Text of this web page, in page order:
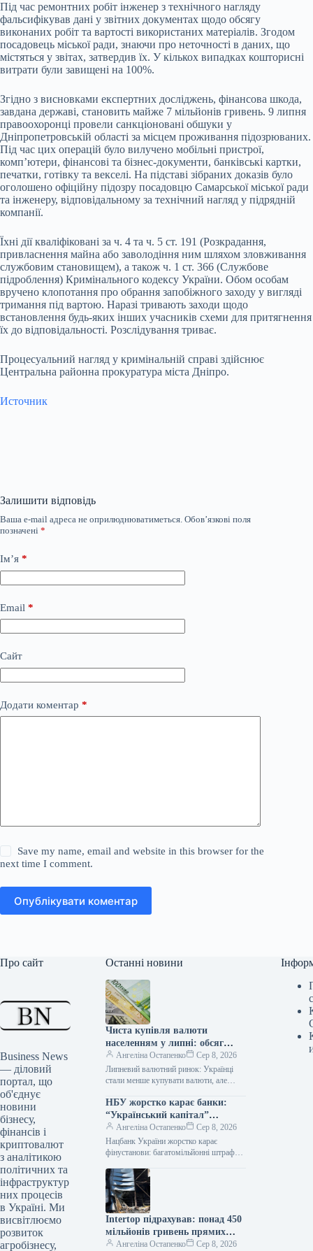
Під час ремонтних робіт інженер з технічного нагляду
фальсифікував дані у звітних документах щодо обсягу
виконаних робіт та вартості використаних матеріалів. Згодом
посадовець міської ради, знаючи про неточності в даних, що
містяться у звітах, затвердив їх. У кількох випадках кошторисні
витрати були завищені на 100%.
Згідно з висновками експертних досліджень, фінансова шкода,
завдана державі, становить майже 7 мільйонів гривень. 9 липня
правоохоронці провели санкціоновані обшуки у
Дніпропетровській області за місцем проживання підозрюваних.
Під час цих операцій було вилучено мобільні пристрої,
комп’ютери, фінансові та бізнес-документи, банківські картки,
печатки, готівку та векселі. На підставі зібраних доказів було
оголошено офіційну підозру посадовцю Самарської міської ради
та інженеру, відповідальному за технічний нагляд у підрядній
компанії.
Їхні дії кваліфіковані за ч. 4 та ч. 5 ст. 191 (Розкрадання,
привласнення майна або заволодіння ним шляхом зловживання
службовим становищем), а також ч. 1 ст. 366 (Службове
підроблення) Кримінального кодексу України. Обом особам
вручено клопотання про обрання запобіжного заходу у вигляді
тримання під вартою. Наразі тривають заходи щодо
встановлення будь-яких інших учасників схеми для притягнення
їх до відповідальності. Розслідування триває.
Процесуальний нагляд у кримінальній справі здійснює
Центральна районна прокуратура міста Дніпро.
Источник
Залишити відповідь
Ваша e-mail адреса не оприлюднюватиметься. Обов’язкові поля
позначені *
Ім’я *
Email *
Сайт
Додати коментар *
Save my name, email and website in this browser for the
next time I comment.
Опублікувати коментар
Про сайт
Business News
— діловий
портал, що
об'єднує
новини
бізнесу,
фінансів і
криптовалют
з аналітикою
політичних та
інфраструктур
них процесів
в Україні. Ми
висвітлюємо
розвиток
агробізнесу,
Останні новини
Чиста купівля валюти
населенням у липні: обсяг
скоротився до $0,5 млрд
Ангеліна Остапенко
Сер 8, 2026
Липневий валютний ринок: Українці
стали менше купувати валюти, але
ще помітна У липні 2026…
НБУ жорстко карає банки:
“Український капітал”
сплатить 42,5 млн грн,
Райффайзен Банк – 16,1 млн
грн
Ангеліна Остапенко
Сер 8, 2026
Нацбанк України жорстко карає
фінустанови: багатомільйонні штрафи
hero-img"
src="https://media.interfax.com.ua/media/t
humbs/2026/01/cnekb/keaOw9pOGqsZ.j
pg" alt="НБУ
Intertop підрахував: понад 450
мільйонів гривень прямих
збитків від знищення складу
Ангеліна Остапенко Сер 8, 2026